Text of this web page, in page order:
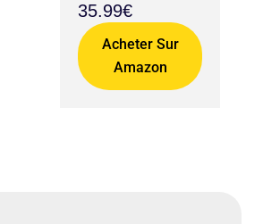
35.99€
Acheter Sur
Amazon